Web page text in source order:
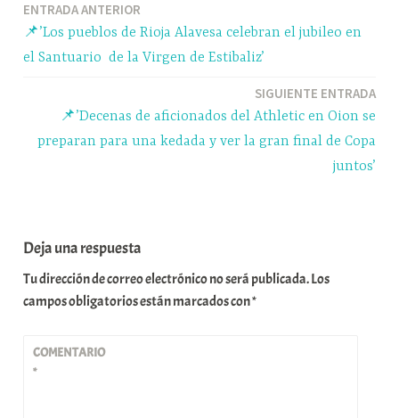
ppm rti
r
Navegación
de
ENTRADA ANTERIOR
📌’Los pueblos de Rioja Alavesa celebran el jubileo en
el Santuario de la Virgen de Estibaliz’
SIGUIENTE ENTRADA
📌’Decenas de aficionados del Athletic en Oion se
preparan para una kedada y ver la gran final de Copa
juntos’
Deja una respuesta
Tu dirección de correo electrónico no será publicada.Los
campos obligatorios están marcados con*
COMENTARIO
*